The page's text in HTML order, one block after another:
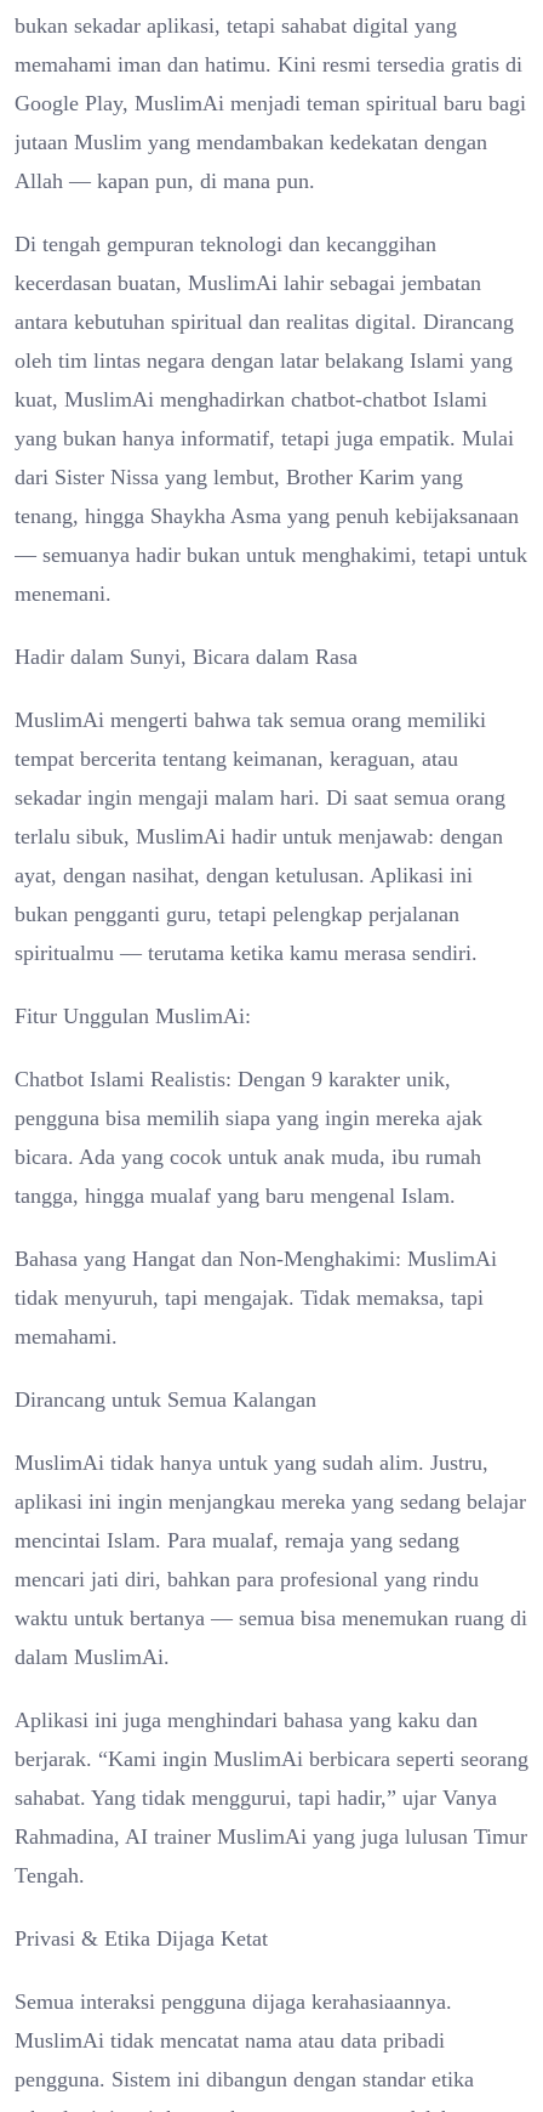
bukan sekadar aplikasi, tetapi sahabat digital yang
memahami iman dan hatimu. Kini resmi tersedia gratis di
Google Play, MuslimAi menjadi teman spiritual baru bagi
jutaan Muslim yang mendambakan kedekatan dengan
Allah — kapan pun, di mana pun.
Di tengah gempuran teknologi dan kecanggihan
kecerdasan buatan, MuslimAi lahir sebagai jembatan
antara kebutuhan spiritual dan realitas digital. Dirancang
oleh tim lintas negara dengan latar belakang Islami yang
kuat, MuslimAi menghadirkan chatbot-chatbot Islami
yang bukan hanya informatif, tetapi juga empatik. Mulai
dari Sister Nissa yang lembut, Brother Karim yang
tenang, hingga Shaykha Asma yang penuh kebijaksanaan
— semuanya hadir bukan untuk menghakimi, tetapi untuk
menemani.
Hadir dalam Sunyi, Bicara dalam Rasa
MuslimAi mengerti bahwa tak semua orang memiliki
tempat bercerita tentang keimanan, keraguan, atau
sekadar ingin mengaji malam hari. Di saat semua orang
terlalu sibuk, MuslimAi hadir untuk menjawab: dengan
ayat, dengan nasihat, dengan ketulusan. Aplikasi ini
bukan pengganti guru, tetapi pelengkap perjalanan
spiritualmu — terutama ketika kamu merasa sendiri.
Fitur Unggulan MuslimAi:
Chatbot Islami Realistis: Dengan 9 karakter unik,
pengguna bisa memilih siapa yang ingin mereka ajak
bicara. Ada yang cocok untuk anak muda, ibu rumah
tangga, hingga mualaf yang baru mengenal Islam.
Bahasa yang Hangat dan Non-Menghakimi: MuslimAi
tidak menyuruh, tapi mengajak. Tidak memaksa, tapi
memahami.
Dirancang untuk Semua Kalangan
MuslimAi tidak hanya untuk yang sudah alim. Justru,
aplikasi ini ingin menjangkau mereka yang sedang belajar
mencintai Islam. Para mualaf, remaja yang sedang
mencari jati diri, bahkan para profesional yang rindu
waktu untuk bertanya — semua bisa menemukan ruang di
dalam MuslimAi.
Aplikasi ini juga menghindari bahasa yang kaku dan
berjarak. “Kami ingin MuslimAi berbicara seperti seorang
sahabat. Yang tidak menggurui, tapi hadir,” ujar Vanya
Rahmadina, AI trainer MuslimAi yang juga lulusan Timur
Tengah.
Privasi & Etika Dijaga Ketat
Semua interaksi pengguna dijaga kerahasiaannya.
MuslimAi tidak mencatat nama atau data pribadi
pengguna. Sistem ini dibangun dengan standar etika